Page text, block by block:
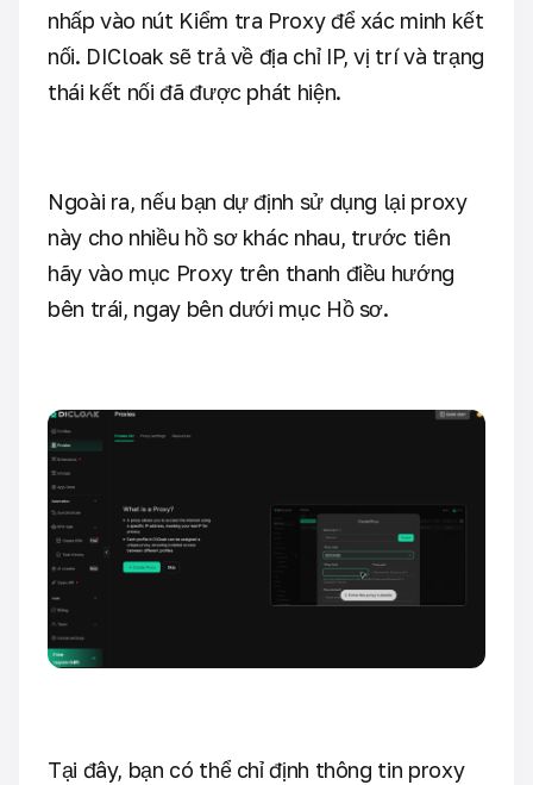
nhấp vào nút Kiểm tra Proxy để xác minh kết
nối. DICloak sẽ trả về địa chỉ IP, vị trí và trạng
thái kết nối đã được phát hiện.
Ngoài ra, nếu bạn dự định sử dụng lại proxy
này cho nhiều hồ sơ khác nhau, trước tiên
hãy vào mục Proxy trên thanh điều hướng
bên trái, ngay bên dưới mục Hồ sơ.
Tại đây, bạn có thể chỉ định thông tin proxy